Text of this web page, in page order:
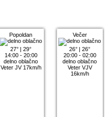
Popoldan
27° |29°
14:00 - 20:00
delno oblačno
Veter JV 17km/h
Večer
26° |26°
20:00 - 02:00
delno oblačno
Veter VJV
16km/h